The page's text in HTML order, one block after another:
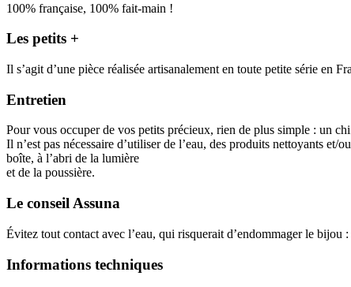
100% française, 100% fait-main !
Les petits +
Il s’agit d’une pièce réalisée artisanalement en toute petite série en
Entretien
Pour vous occuper de vos petits précieux, rien de plus simple : un
Il n’est pas nécessaire d’utiliser de l’eau, des produits nettoyants
boîte, à l’abri de la lumière
et de la poussière.
Le conseil Assuna
Évitez tout contact avec l’eau, qui risquerait d’endommager le bijou
Informations techniques